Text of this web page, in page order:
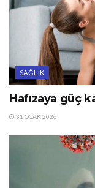
SAĞLIK
Hafızaya güç
31 OCAK 2026